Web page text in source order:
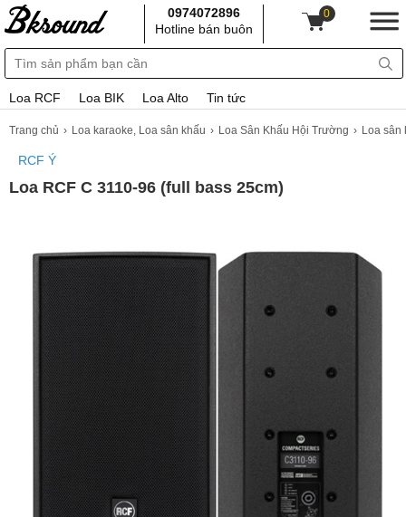
0974072896
Hotline bán buôn
0
Loa RCF Loa BIK Loa Alto Tin tức
Trang chủ Loa karaoke, Loa sân khấu Loa Sân Khấu Hội Trường Loa sân
RCF Ý
Loa RCF C 3110-96 (full bass 25cm)